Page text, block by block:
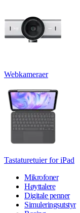
Webkameraer
Tastaturetuier for iPad
Mikrofoner
Høyttalere
Digitale penner
Simuleringsutstyr